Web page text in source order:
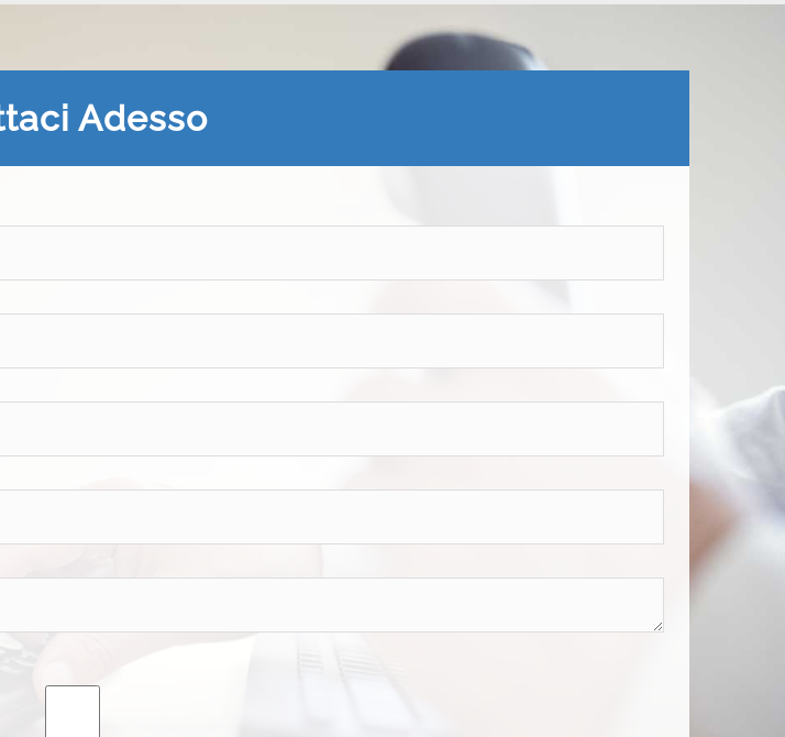
Adesso